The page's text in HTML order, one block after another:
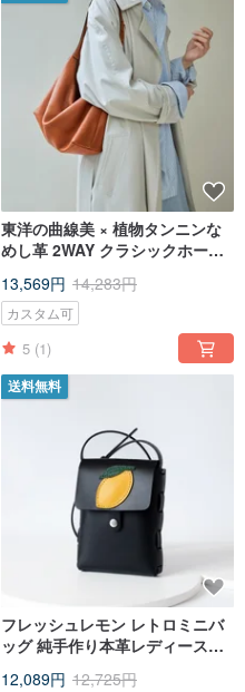
東洋の曲線美 × 植物タンニンな
めし革 2WAY クラシックホーボ
ラウン
13,569円 14,283円
カスタム可
5 (1)
送料無料
フレッシュレモン レトロミニバ
ッグ 純手作り本革レディースシ
12,089円 12,725円